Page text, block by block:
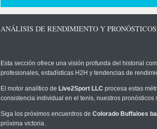
ANÁLISIS DE RENDIMIENTO Y
Esta sección ofrece una visión profunda del historial
profesionales, estadísticas H2H y tendencias de
El motor analítico de Live2Sport LLC procesa estas
consistencia individual en el tenis, nuestros
Siga los próximos encuentros de Colorado Buffaloes
próxima victoria.